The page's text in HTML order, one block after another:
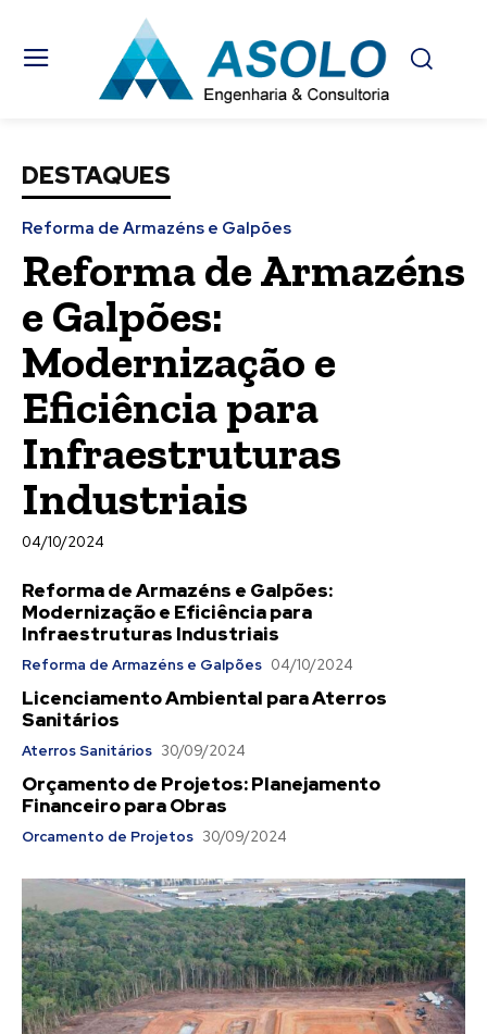
DESTAQUES
Reforma de Armazéns e Galpões
Reforma de Armazéns
e Galpões:
Modernização e
Eficiência para
Infraestruturas
Industriais
04/10/2024
Reforma de Armazéns e Galpões:
Modernização e Eficiência para
Infraestruturas Industriais
Reforma de Armazéns e Galpões 04/10/2024
Licenciamento Ambiental para Aterros
Sanitários
Aterros Sanitários 30/09/2024
Orçamento de Projetos: Planejamento
Financeiro para Obras
Orcamento de Projetos 30/09/2024